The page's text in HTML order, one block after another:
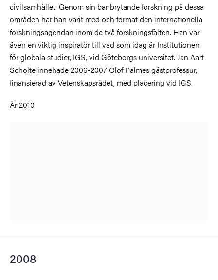
civilsamhället. Genom sin banbrytande forskning på dessa
områden har han varit med och format den internationella
forskningsagendan inom de två forskningsfälten. Han var
även en viktig inspiratör till vad som idag är Institutionen
för globala studier, IGS, vid Göteborgs universitet. Jan Aart
Scholte innehade 2006-2007 Olof Palmes gästprofessur,
finansierad av Vetenskapsrådet, med placering vid IGS.
År 2010
2008